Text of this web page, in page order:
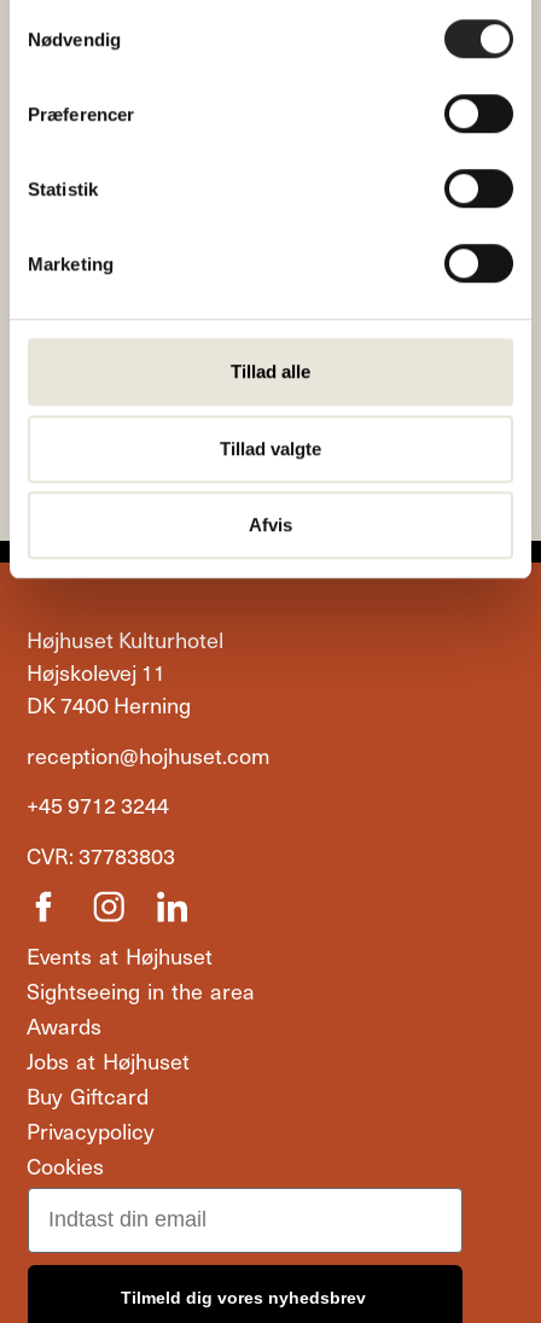
Nødvendig
Præferencer
Statistik
Marketing
Tillad alle
Tillad valgte
Afvis
under 3 år.
Der er fællesspisning hver mandag og onsdag i
2024.
Musikalsk
fortælling om Kim
Larsen
De glade 60ére
- foredrag
Højhuset Kulturhotel
Højskolevej 11
DK 7400 Herning
reception@hojhuset.com
+45 9712 3244
CVR: 37783803
Events at Højhuset
Sightseeing in the area
Awards
Jobs at Højhuset
Buy Giftcard
Privacypolicy
Cookies
Email
Tilmeld dig vores nyhedsbrev